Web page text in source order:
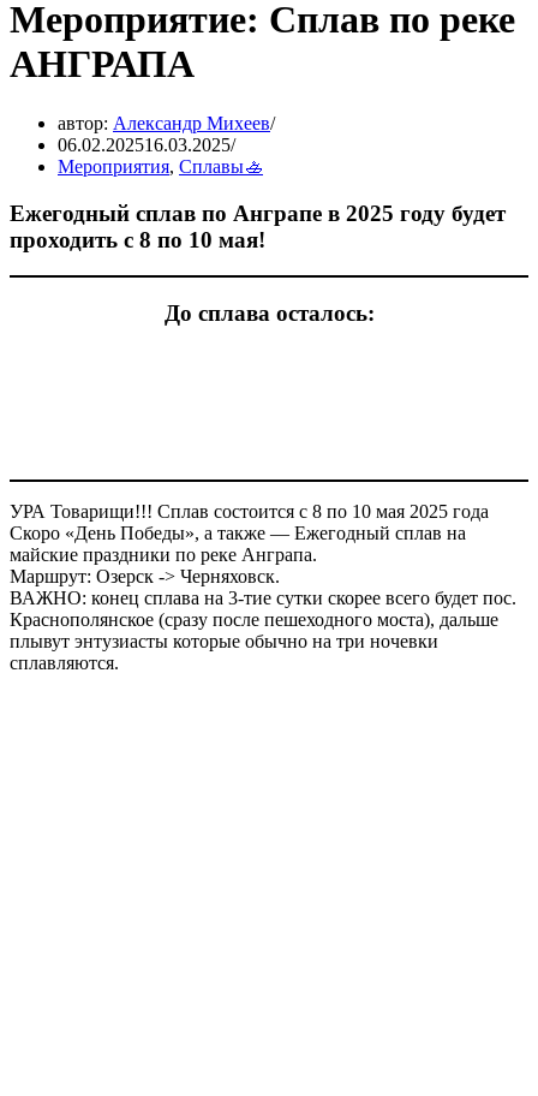
Мероприятие: Сплав по реке
АНГРАПА
автор: Александр Михеев
06.02.202516.03.2025
Мероприятия, Сплавы🚣
Ежегодный сплав по Анграпе в 2025 году будет
проходить с 8 по 10 мая!
До сплава осталось:
УРА Товарищи!!! Сплав состоится с 8 по 10 мая 2025 года
Скоро «День Победы», а также — Ежегодный сплав на
майские праздники по реке Анграпа.
Маршрут: Озерск -> Черняховск.
ВАЖНО: конец сплава на 3-тие сутки скорее всего будет пос.
Краснополянское (сразу после пешеходного моста), дальше
плывут энтузиасты которые обычно на три ночевки
сплавляются.